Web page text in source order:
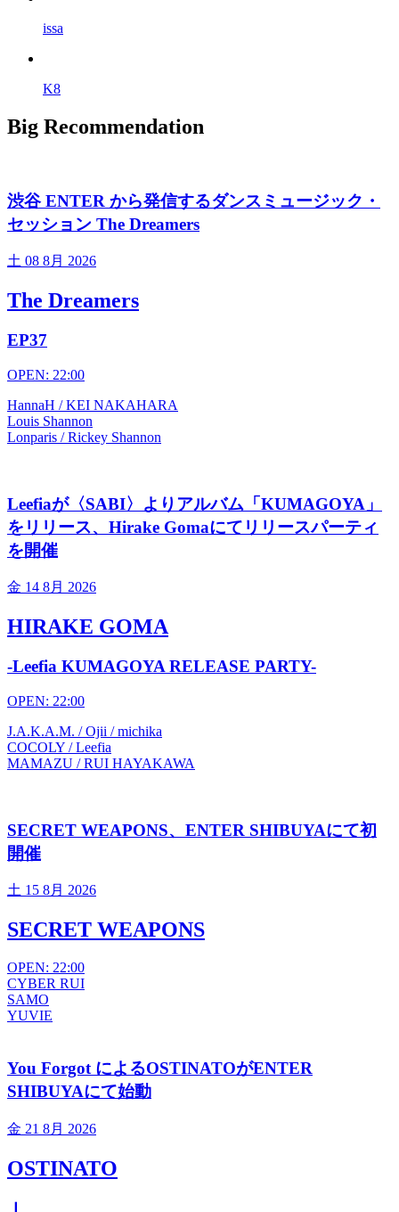
issa
K8
Big Recommendation
渋谷 ENTER から発信するダンスミュージック・
セッション The Dreamers
土 08 8月 2026
The Dreamers
EP37
OPEN: 22:00
HannaH / KEI NAKAHARA
Louis Shannon
Lonparis / Rickey Shannon
Leefiaが〈SABI〉よりアルバム「KUMAGOYA」
をリリース、Hirake Gomaにてリリースパーティ
を開催
金 14 8月 2026
HIRAKE GOMA
-Leefia KUMAGOYA RELEASE PARTY-
OPEN: 22:00
J.A.K.A.M. / Ojii / michika
COCOLY / Leefia
MAMAZU / RUI HAYAKAWA
SECRET WEAPONS、ENTER SHIBUYAにて初
開催
土 15 8月 2026
SECRET WEAPONS
OPEN: 22:00
CYBER RUI
SAMO
YUVIE
You Forgot によるOSTINATOがENTER
SHIBUYAにて始動
金 21 8月 2026
OSTINATO